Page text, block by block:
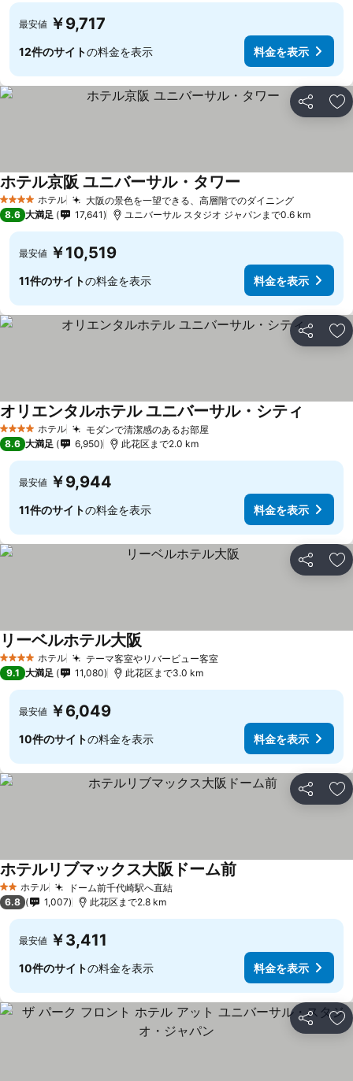
最安値 ￥9,717
12件のサイトの料金を表示 料金を表示
シェア お
4 ホテルのランク
ホテル 大阪の景色を一望できる、高層階でのダイニング
ホテル京阪 ユニバーサル・タワー
8.6 大満足 17,641 ユニバーサル スタジオ ジャパンまで0.6 km
最安値 ￥10,519
11件のサイトの料金を表示 料金を表示
シェア お
4 ホテルのランク
ホテル モダンで清潔感のあるお部屋
オリエンタルホテル ユニバーサル・シティ
8.6 大満足 6,950 此花区まで2.0 km
最安値 ￥9,944
11件のサイトの料金を表示 料金を表示
シェア お
4 ホテルのランク
ホテル テーマ客室やリバービュー客室
リーベルホテル大阪
9.1 大満足 11,080 此花区まで3.0 km
最安値 ￥6,049
10件のサイトの料金を表示 料金を表示
シェア お
2 ホテルのランク
ホテル ドーム前千代崎駅へ直結
ホテルリブマックス大阪ドーム前
6.8 1,007 此花区まで2.8 km
最安値 ￥3,411
10件のサイトの料金を表示 料金を表示
シェア お